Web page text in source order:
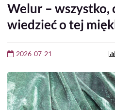
Welur – wszystko,
wiedzieć o tej
2026-07-21